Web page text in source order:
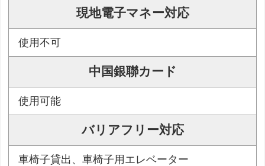
現地電子マネー対応
使用不可
中国銀聯カード
使用可能
バリアフリー対応
車椅子貸出、車椅子用エレベーター